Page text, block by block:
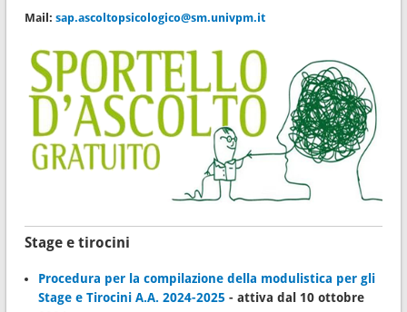
Mail: sap.ascoltopsicologico@sm.univpm.it
Stage e tirocini
Procedura per la compilazione della modulistica per gli
Stage e Tirocini A.A. 2024-2025 - attiva dal 10 ottobre